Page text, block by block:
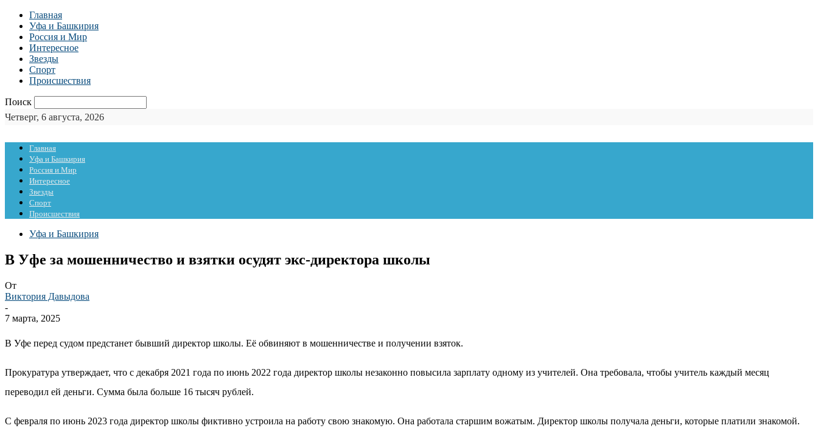
Главная
Уфа и Башкирия
Россия и Мир
Интересное
Звезды
Спорт
Происшествия
Поиск
Четверг, 6 августа, 2026
Главная
Уфа и Башкирия
Россия и Мир
Интересное
Звезды
Спорт
Происшествия
Уфа и Башкирия
В Уфе за мошенничество и взятки осудят экс-директора школы
От
Виктория Давыдова
-
7 марта, 2025
В Уфе перед судом предстанет бывший директор школы. Её обвиняют в мошенничестве и получении взяток.
Прокуратура утверждает, что с декабря 2021 года по июнь 2022 года директор школы незаконно повысила зарплату одному из учителей. Она требовала, чтобы учитель каждый месяц
переводил ей деньги. Сумма была больше 16 тысяч рублей.
С февраля по июнь 2023 года директор школы фиктивно устроила на работу свою знакомую. Она работала старшим вожатым. Директор школы получала деньги, которые платили знакомой.